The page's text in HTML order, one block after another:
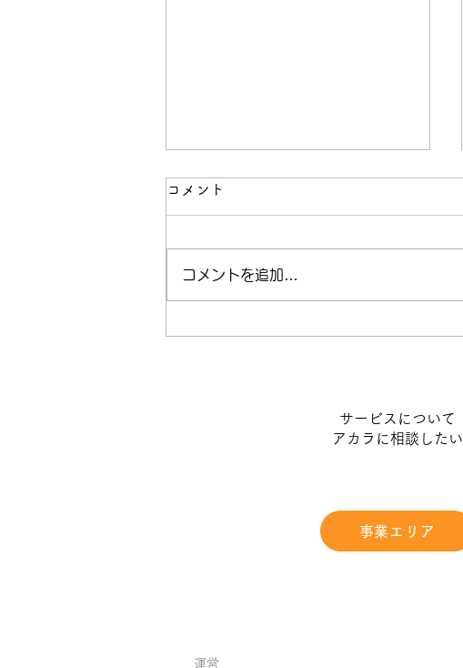
病院では味わえなかった。
コメント
コメントを追加…
​サービスについて
​アカラに相談したい
事業エリア
運営